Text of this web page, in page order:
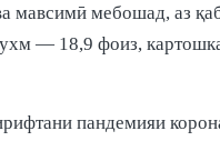
мавсимӣ мебошад,
— 18,9 фоиз,
пандемияи